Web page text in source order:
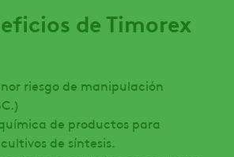
de Timorex
riesgo de manipulación
de productos para
de síntesis.